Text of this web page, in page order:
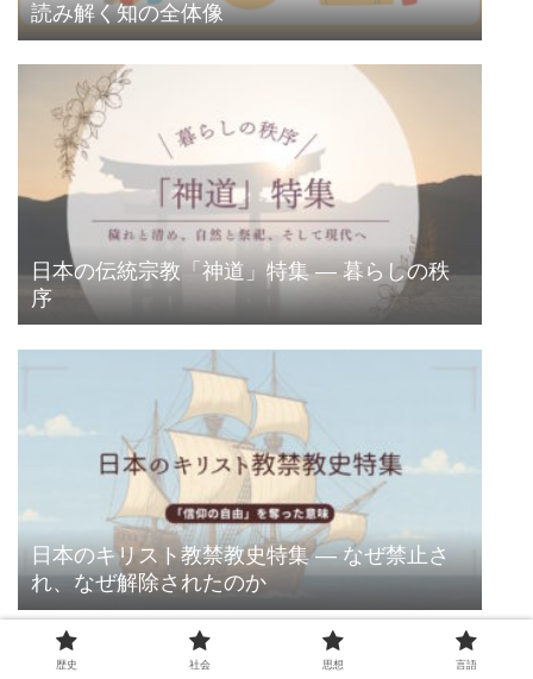
読み解く知の全体像
日本の伝統宗教「神道」特集 ― 暮らしの秩
序
日本のキリスト教禁教史特集 ― なぜ禁止さ
れ、なぜ解除されたのか
歴史 社会 思想 言語